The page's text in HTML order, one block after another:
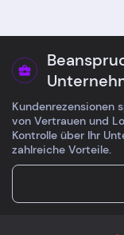
Kundenrezensionen
von Vertrauen und
Kontrolle über Ihr
zahlreiche Vorteile.